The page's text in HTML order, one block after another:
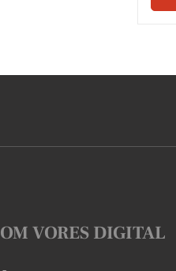
OM VORES DIGITAL